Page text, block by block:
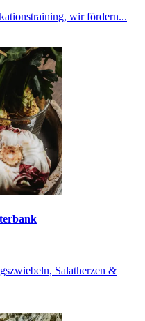
wir fördern...
Salatherzen &